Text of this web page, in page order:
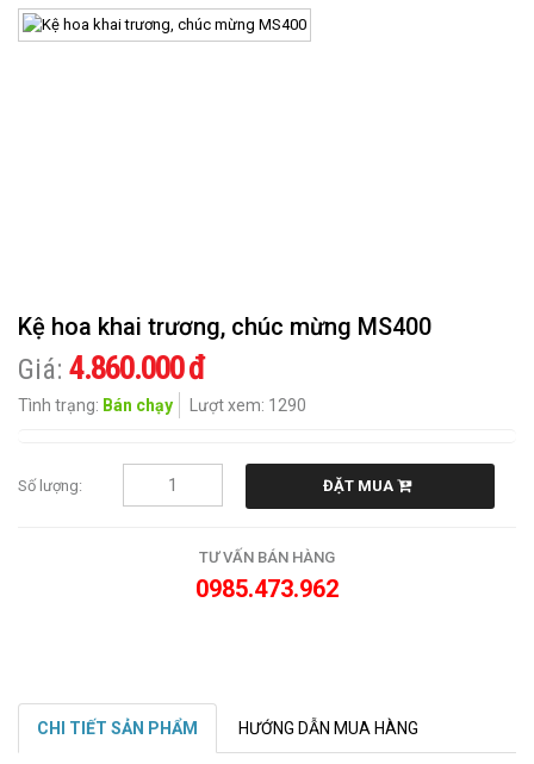
YÊU
TẶNG
CẨM
LIÊN
Kệ hoa khai trương, chúc mừng MS400
Giá: 4.860.000 đ
Tình trạng: Bán chạy Lượt xem: 1290
Số lượng: ĐẶT MUA
TƯ VẤN BÁN HÀNG
0985.473.962
CHI TIẾT SẢN PHẨM HƯỚNG DẪN MUA HÀNG